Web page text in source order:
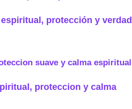
protección y verdad
proteccion y calma